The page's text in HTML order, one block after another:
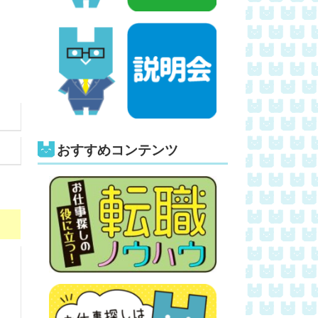
おすすめコンテンツ